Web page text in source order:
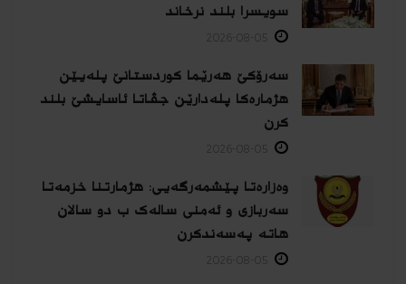
سویسرا بلند نرخاند
سەرۆکێ هەرێما کوردستانێ پلەیێن
هژمارەكا پلەدارێن جڤاتا ئاسایشێ بلند
كرن
وەزارەتا پێشمەرگەیی: هژمارتنا خزمەتا
سەربازی و ئەمنی سالەک ب دو سالان
هاتە پەسەندكرن